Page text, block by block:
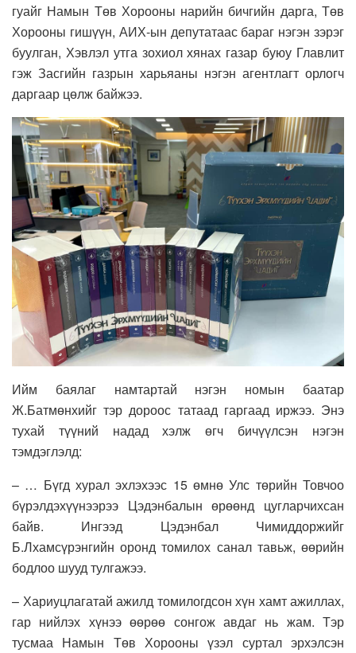
гуайг Намын Төв Хорооны нарийн бичгийн дарга, Төв
Хорооны гишүүн, АИХ-ын депутатаас бараг нэгэн зэрэг
буулган, Хэвлэл утга зохиол хянах газар буюу Главлит
гэж Засгийн газрын харьяаны нэгэн агентлагт орлогч
даргаар цөлж байжээ.
Ийм баялаг намтартай нэгэн номын баатар
Ж.Батмөнхийг тэр дороос татаад гаргаад иржээ. Энэ
тухай түүний надад хэлж өгч бичүүлсэн нэгэн
тэмдэглэлд:
– … Бүгд хурал эхлэхээс 15 өмнө Улс төрийн Товчоо
бүрэлдэхүүнээрээ Цэдэнбалын өрөөнд цугларчихсан
байв. Ингээд Цэдэнбал Чимиддоржийг
Б.Лхамсүрэнгийн оронд томилох санал тавьж, өөрийн
бодлоо шууд тулгажээ.
– Хариуцлагатай ажилд томилогдсон хүн хамт ажиллах,
гар нийлэх хүнээ өөрөө сонгож авдаг нь жам. Тэр
тусмаа Намын Төв Хорооны үзэл суртал эрхэлсэн